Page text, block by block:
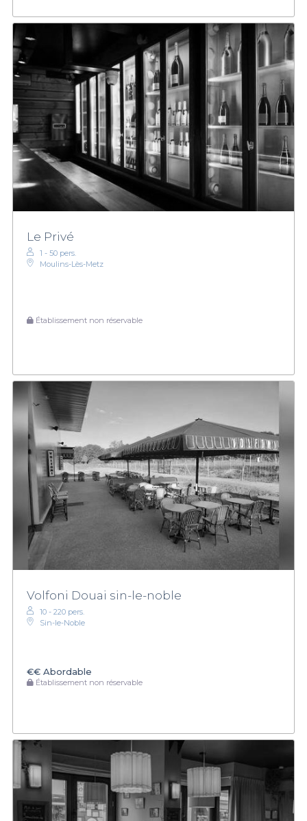
Le Privé
1 - 50 pers.
Moulins-Lès-Metz
Établissement non réservable
Volfoni Douai sin-le-noble
10 - 220 pers.
Sin-le-Noble
€€ Abordable
Établissement non réservable